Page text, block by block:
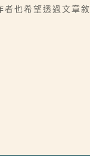
也希望透過文章